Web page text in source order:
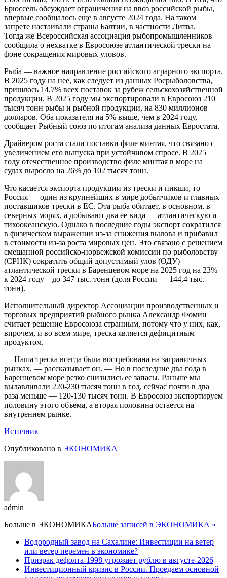
Брюссель обсуждает ограничения на ввоз российской рыбы,
впервые сообщалось еще в августе 2024 года. На таком
запрете настаивали страны Балтии, в частности Литва.
Тогда же Всероссийская ассоциация рыбопромышленников
сообщила о нехватке в Евросоюзе атлантической трески на
фоне сокращения мировых уловов.
Рыба — важное направление российского аграрного экспорта.
В 2025 году на нее, как следует из данных Росрыболовства,
пришлось 14,7% всех поставок за рубеж сельскохозяйственной
продукции. В 2025 году мы экспортировали в Евросоюз 210
тысяч тонн рыбы и рыбной продукции, на 830 миллионов
долларов. Оба показателя на 5% выше, чем в 2024 году,
сообщает Рыбный союз по итогам анализа данных Евростата.
Драйвером роста стали поставки филе минтая, что связано с
увеличением его выпуска при устойчивом спросе. В 2025
году отечественное производство филе минтая в море на
судах выросло на 26% до 102 тысяч тонн.
Что касается экспорта продукции из трески и пикши, то
Россия — один из крупнейших в мире добытчиков и главных
поставщиков трески в ЕС. Эта рыба обитает, в основном, в
северных морях, а добывают два ее вида — атлантическую и
тихоокеанскую. Однако в последние годы экспорт сократился
в физическом выражении из-за снижения вылова и прибавил
в стоимости из-за роста мировых цен. Это связано с решением
смешанной российско-норвежской комиссии по рыболовству
(СРНК) сократить общий допустимый улов (ОДУ)
атлантической трески в Баренцевом море на 2025 год на 23%
к 2024 году – до 347 тыс. тонн (доля России — 144,4 тыс.
тонн).
Исполнительный директор Ассоциации производственных и
торговых предприятий рыбного рынка Александр Фомин
считает решение Евросоюза странным, потому что у них, как,
впрочем, и во всем мире, треска является дефицитным
продуктом.
— Наша треска всегда была востребована на заграничных
рынках, — рассказывает он. — Но в последние два года в
Баренцевом море резко снизились ее запасы. Раньше мы
вылавливали 220-230 тысяч тонн в год, сейчас почти в два
раза меньше — 120-130 тысяч тонн. В Евросоюз экспортируем
половину этого объема, а вторая половина остается на
внутреннем рынке.
Источник
Опубликовано в ЭКОНОМИКА
admin
Больше в ЭКОНОМИКАБольше записей в ЭКОНОМИКА »
Водородный завод на Сахалине: Инвестиции на ветер
или ветер перемен в экономике?
Призрак дефолта-1998 угрожает рублю в августе-2026
Инвестиционный кризис в России. Проедаем основной